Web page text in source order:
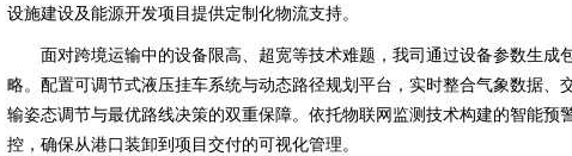
设施建设及能源开发项目提供定制化物流支持。
面对跨境运输中的设备限高、超宽等技术难题，我司通过设备参数生成
略。配置可调节式液压挂车系统与动态路径规划平台，实时整合气象数据、
输姿态调节与最优路线决策的双重保障。依托物联网监测技术构建的智能预
控，确保从港口装卸到项目交付的可视化管理。